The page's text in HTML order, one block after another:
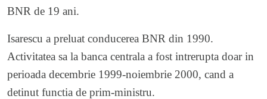
BNR de 19 ani.
Isarescu a preluat conducerea BNR din 1990.
Activitatea sa la banca centrala a fost intrerupta doar in
perioada decembrie 1999-noiembrie 2000, cand a
detinut functia de prim-ministru.